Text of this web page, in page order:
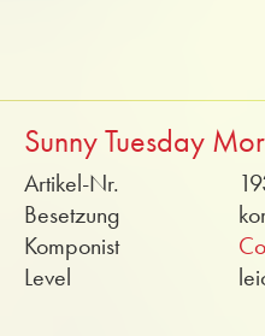
Sunny Tuesday
Artikel-Nr.
Besetzung
Komponist
Level